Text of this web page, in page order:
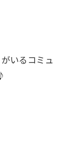
がいるコミュ